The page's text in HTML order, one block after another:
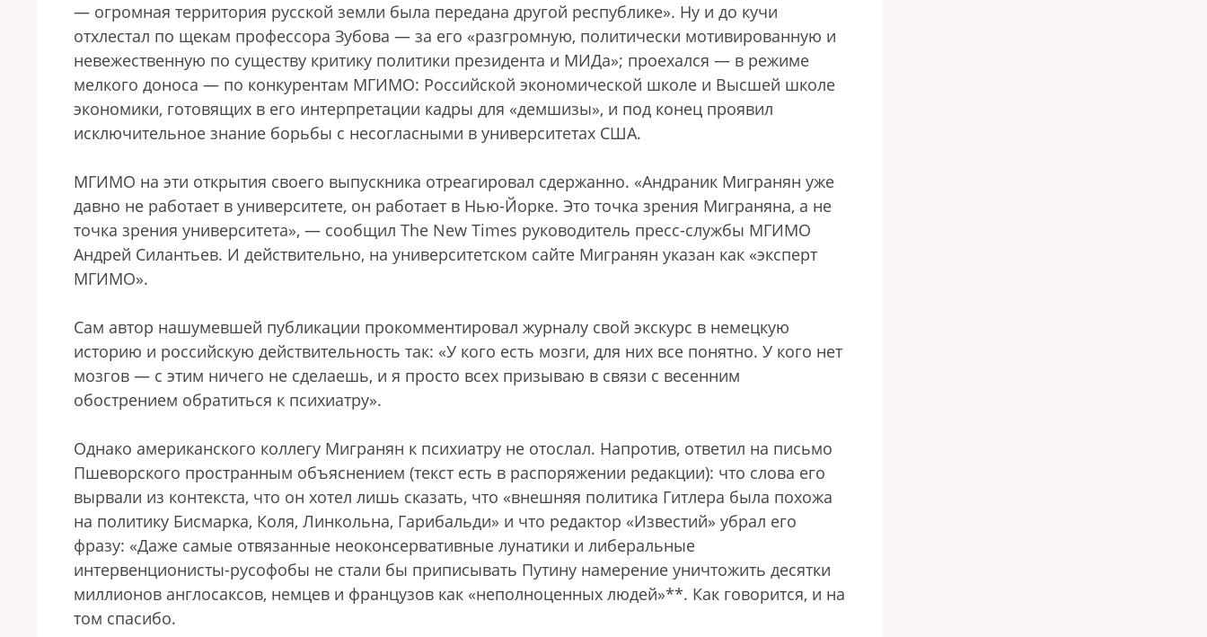
— огромная территория русской земли была передана другой республике». Ну и до кучи
отхлестал по щекам профессора Зубова — за его «разгромную, политически мотивированную и
невежественную по существу критику политики президента и МИДа»; проехался — в режиме
мелкого доноса — по конкурентам МГИМО: Российской экономической школе и Высшей школе
экономики, готовящих в его интерпретации кадры для «демшизы», и под конец проявил
исключительное знание борьбы с несогласными в университетах США.
МГИМО на эти открытия своего выпускника отреагировал сдержанно. «Андраник Мигранян уже
давно не работает в университете, он работает в Нью-Йорке. Это точка зрения Миграняна, а не
точка зрения университета», — сообщил The New Times руководитель пресс-службы МГИМО
Андрей Силантьев. И действительно, на университетском сайте Мигранян указан как «эксперт
МГИМО».
Сам автор нашумевшей публикации прокомментировал журналу свой экскурс в немецкую
историю и российскую действительность так: «У кого есть мозги, для них все понятно. У кого нет
мозгов — с этим ничего не сделаешь, и я просто всех призываю в связи с весенним
обострением обратиться к психиатру».
Однако американского коллегу Мигранян к психиатру не отослал. Напротив, ответил на письмо
Пшеворского пространным объяснением (текст есть в распоряжении редакции): что слова его
вырвали из контекста, что он хотел лишь сказать, что «внешняя политика Гитлера была похожа
на политику Бисмарка, Коля, Линкольна, Гарибальди» и что редактор «Известий» убрал его
фразу: «Даже самые отвязанные неоконсервативные лунатики и либеральные
интервенционисты-русофобы не стали бы приписывать Путину намерение уничтожить десятки
миллионов англосаксов, немцев и французов как «неполноценных людей»**. Как говорится, и на
том спасибо.